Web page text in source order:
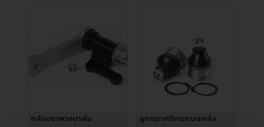
กล้องยาพวงมาลัย ลูกหมากปีกนกบนหลัง